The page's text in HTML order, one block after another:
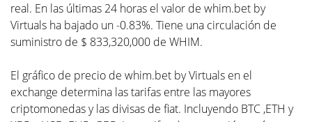
real. En las últimas 24 horas el valor de whim.bet by
Virtuals ha bajado un -0.83%. Tiene una circulación de
suministro de $ 833,320,000 de WHIM.
El gráfico de precio de whim.bet by Virtuals en el
exchange determina las tarifas entre las mayores
criptomonedas y las divisas de fiat. Incluyendo BTC ,ETH y